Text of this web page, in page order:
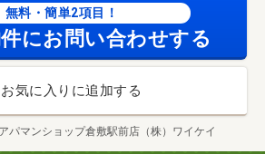
無料・簡単2項目！
にお問い合わせする
お気に入りに追加する
アパマンショップ倉敷駅前店（株）ワイケイ